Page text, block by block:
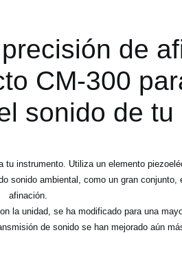
de
CM-300
sonido de
instrumento. Utiliza un elemento
sonido ambiental, como un gran
afinación.
la unidad, se ha modificado para una
de sonido se han mejorado aún